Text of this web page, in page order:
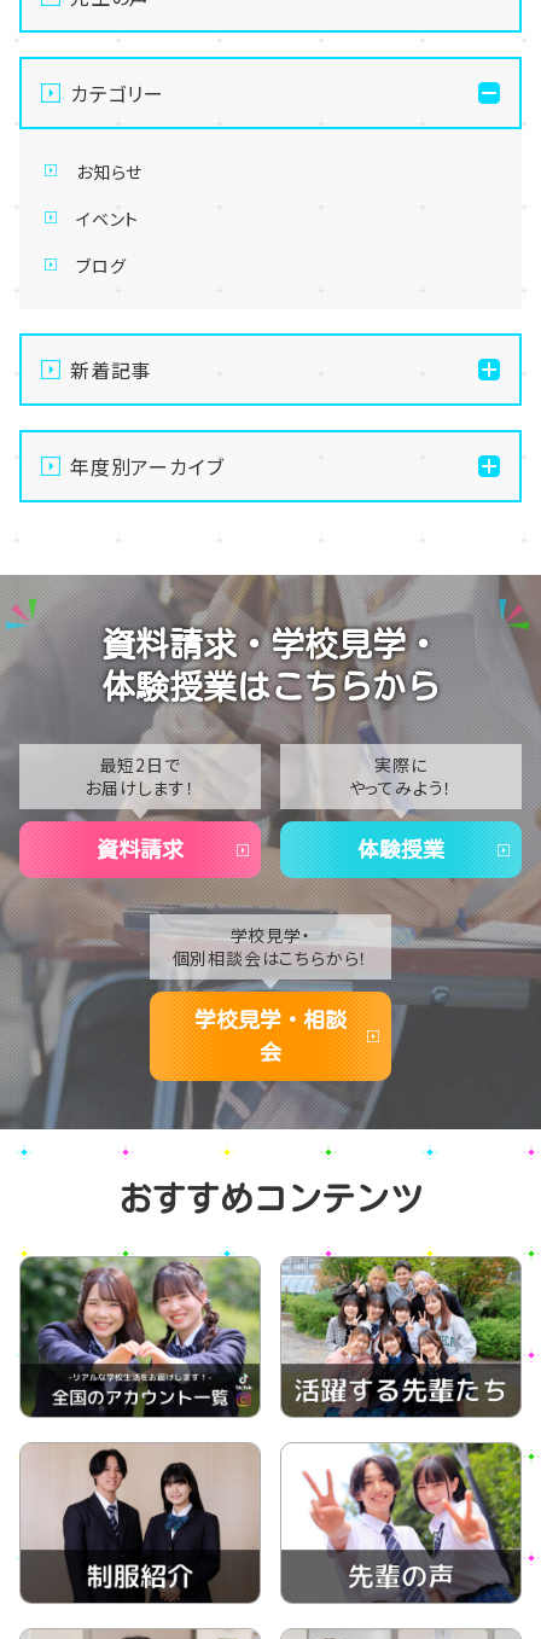
カテゴリー
お知らせ
イベント
ブログ
新着記事
【新宿】マンツーマン適性診断開催決定🌟
【新宿】「歌ってみた」を録ろう‼️ボーカル&MIX体験🎤
【新宿】3月19日 卒業式が行われました！🎊
【新宿】基礎から学べる‼️プロが教える演技体験🎤
年度別アーカイブ
2024
2023
2022
2020
資料請求・学校見学・
体験授業はこちらから
最短2日で
お届けします！
資料請求
実際に
やってみよう！
体験授業
学校見学・
個別相談会はこちらから！
学校見学・相談
会
おすすめコンテンツ